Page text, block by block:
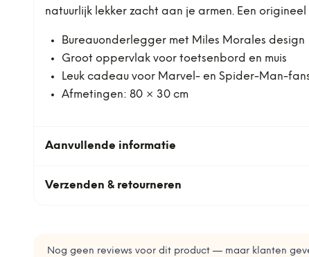
natuurlijk lekker zacht aan je armen. Een
Bureauonderlegger met Miles Morales design
Groot oppervlak voor toetsenbord en muis
Leuk cadeau voor Marvel- en Spider-Man-
Afmetingen: 80 × 30 cm
Aanvullende informatie
Verzenden & retourneren
Nog geen reviews voor dit product — maar klanten